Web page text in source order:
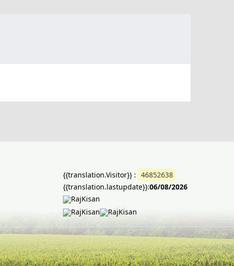
{{translation.Visitor}} : 46852638
{{translation.lastupdate}}:06/08/2026